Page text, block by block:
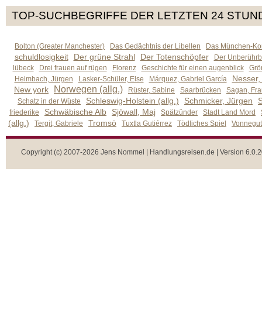
TOP-SUCHBEGRIFFE DER LETZTEN 24
Bolton (Greater Manchester) Das Gedächtnis der Libellen Das München-
schuldlosigkeit Der grüne Strahl Der Totenschöpfer
Der
lübeck
Drei frauen auf rügen Florenz Geschichte für einen augenblick
Heimbach, Jürgen
Lasker-Schüler, Else Márquez, Gabriel García
New york
Norwegen (allg.) Rüster, Sabine Saarbrücken
Sagan,
Schatz in der Wüste
Schleswig-Holstein (allg.) Schmicker, Jürgen
friederike Schwäbische Alb Sjöwall, Maj Spätzünder Stadt Land Mord
(allg.) Tergit, Gabriele Tromsö Tuxtla Gutiérrez Tödliches Spiel
Copyright (c) 2007-2026 Jens Nommel | Handlungsreisen.de | Version